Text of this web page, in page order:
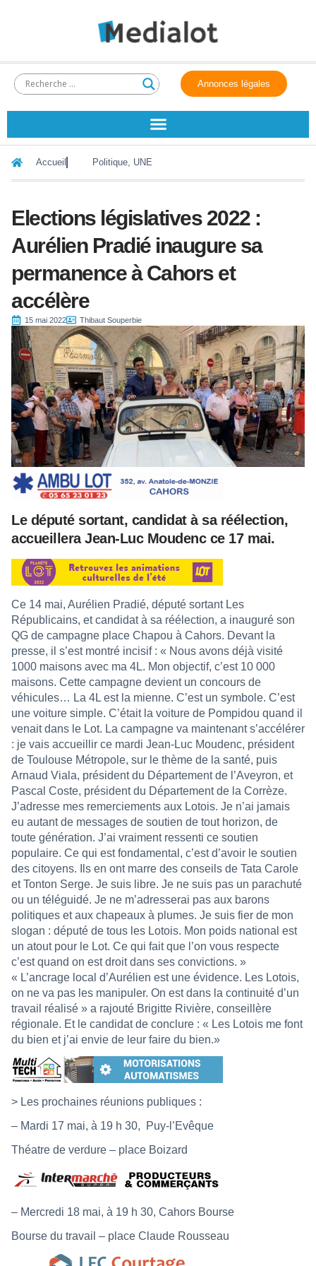
Annonces légales
Accueil Politique, UNE
Elections législatives 2022 :
Aurélien Pradié inaugure sa
permanence à Cahors et
accélère
15 mai 2022 Thibaut Souperbie
Le député sortant, candidat à sa réélection,
accueillera Jean-Luc Moudenc ce 17 mai.
Ce 14 mai, Aurélien Pradié, député sortant Les
Républicains, et candidat à sa réélection, a inauguré son
QG de campagne place Chapou à Cahors. Devant la
presse, il s’est montré incisif : « Nous avons déjà visité
1000 maisons avec ma 4L. Mon objectif, c’est 10 000
maisons. Cette campagne devient un concours de
véhicules… La 4L est la mienne. C’est un symbole. C’est
une voiture simple. C’était la voiture de Pompidou quand il
venait dans le Lot. La campagne va maintenant s’accélérer
: je vais accueillir ce mardi Jean-Luc Moudenc, président
de Toulouse Métropole, sur le thème de la santé, puis
Arnaud Viala, président du Département de l’Aveyron, et
Pascal Coste, président du Département de la Corrèze.
J’adresse mes remerciements aux Lotois. Je n’ai jamais
eu autant de messages de soutien de tout horizon, de
toute génération. J’ai vraiment ressenti ce soutien
populaire. Ce qui est fondamental, c’est d’avoir le soutien
des citoyens. Ils en ont marre des conseils de Tata Carole
et Tonton Serge. Je suis libre. Je ne suis pas un parachuté
ou un téléguidé. Je ne m’adresserai pas aux barons
politiques et aux chapeaux à plumes. Je suis fier de mon
slogan : député de tous les Lotois. Mon poids national est
un atout pour le Lot. Ce qui fait que l’on vous respecte
c’est quand on est droit dans ses convictions. »
« L’ancrage local d’Aurélien est une évidence. Les Lotois,
on ne va pas les manipuler. On est dans la continuité d’un
travail réalisé » a rajouté Brigitte Rivière, conseillère
régionale. Et le candidat de conclure : « Les Lotois me font
du bien et j’ai envie de leur faire du bien.»
> Les prochaines réunions publiques :
– Mardi 17 mai, à 19 h 30, Puy-l’Evêque
Théatre de verdure – place Boizard
– Mercredi 18 mai, à 19 h 30, Cahors Bourse
Bourse du travail – place Claude Rousseau